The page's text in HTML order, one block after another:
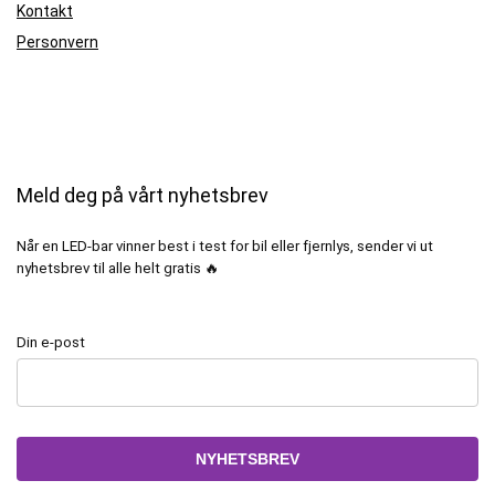
Kontakt
Personvern
Meld deg på vårt nyhetsbrev
Når en LED-bar vinner best i test for bil eller fjernlys, sender vi ut
nyhetsbrev til alle helt gratis 🔥
Din e-post